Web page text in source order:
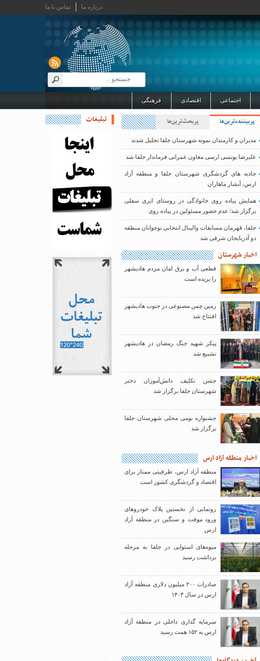
تماس با ما درباره ما
اجتماعی اقتصادی فرهنگی
تبلیغات پربیننده‌ترین‌ها پربحث‌ترین‌ها
مدیران و کارمندان نمونه شهرستان جلفا تجلیل شدند
علیرضا یونسی ارسی معاون عمرانی فرماندار جلفا شد
جاذبه های گردشگری شهرستان جلفا و منطقه آزاد
ارس، آبشار ماهاران
همایش پیاده روی خانوادگی در روستای ایری سفلی
برگزار شد/ عدم حضور مسئولین در پیاده روی
جلفا، قهرمان مسابقات والیبال انتخابی نوجوانان منطقه
دو آذربایجان شرقی شد
اخبار شهرستان
قطعی آب و برق امان مردم هادیشهر
را بریده است
زمین چمن مصنوعی در جنوب هادیشهر
افتتاح شد
پیکر شهید جنگ رمضان در هادیشهر
تشییع شد
جشن تکلیف دانش‌آموزان دختر
شهرستان جلفا برگزار شد
جشنواره بومی محلی شهرستان جلفا
برگزار شد
اخبار منطقه آزاد ارس
منطقه آزاد ارس، ظرفیتی ممتاز برای
اقتصاد و گردشگری کشور است
رونمایی از نخستین پلاک خودروهای
ورود موقت و سنگین در منطقه آزاد
ارس
میوه‌های استوایی در جلفا به مرحله
برداشت رسید
صادرات ۲۰۰ میلیون دلاری منطقه آزاد
ارس در سال ۱۴۰۳
سرمایه گذاری داخلی در منطقه آزاد
ارس به ۱۵۲ همت رسید